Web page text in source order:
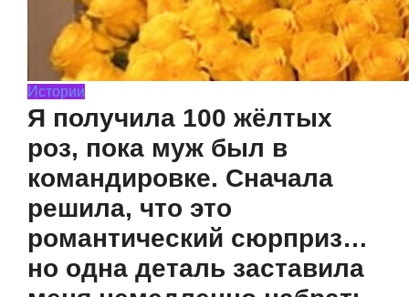
Истории
Я получила 100 жёлтых
роз, пока муж был в
командировке. Сначала
решила, что это
романтический сюрприз…
но одна деталь заставила